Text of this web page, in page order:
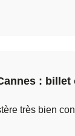
: billet
très bien